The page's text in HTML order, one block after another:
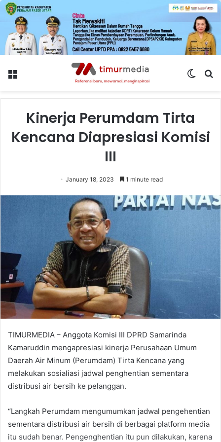
Menu
Switch
Kinerja Perumdam Tirta
Kencana Diapresiasi Komisi
III
January 18, 2023 1 minute read
TIMURMEDIA – Anggota Komisi III DPRD Samarinda
Kamaruddin mengapresiasi kinerja Perusahaan Umum
Daerah Air Minum (Perumdam) Tirta Kencana yang
melakukan sosialiasi jadwal penghentian sementara
distribusi air bersih ke pelanggan.
“Langkah Perumdam mengumumkan jadwal pengehentian
sementara distribusi air bersih di berbagai platform media
itu sudah benar. Pengenghentian itu pun dilakukan, karena